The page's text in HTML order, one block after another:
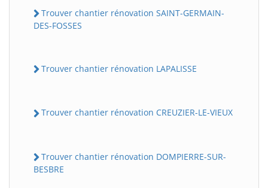
Trouver chantier rénovation SAINT-GERMAIN-
DES-FOSSES
Trouver chantier rénovation LAPALISSE
Trouver chantier rénovation CREUZIER-LE-VIEUX
Trouver chantier rénovation DOMPIERRE-SUR-
BESBRE